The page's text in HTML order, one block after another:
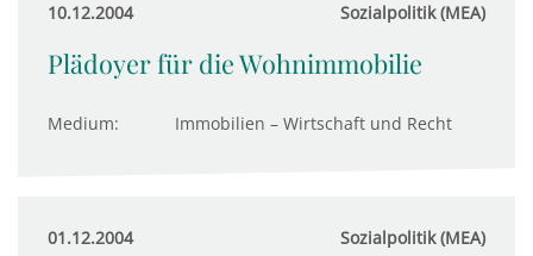
10.12.2004 Sozialpolitik (MEA)
Plädoyer für die Wohnimmobilie
Medium: Immobilien – Wirtschaft und Recht
01.12.2004 Sozialpolitik (MEA)